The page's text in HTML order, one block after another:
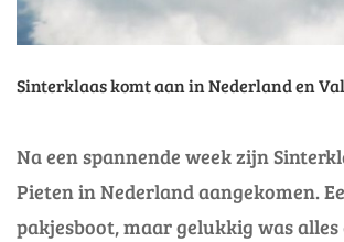
Sinterklaas komt aan in Nederland en
Na een spannende week zijn
Pieten in Nederland aangekomen.
pakjesboot, maar gelukkig was